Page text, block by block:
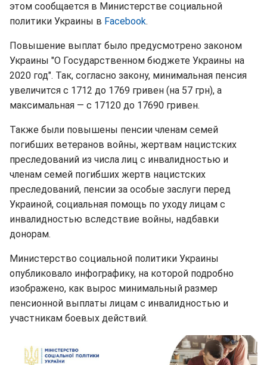
этом сообщается в Министерстве социальной
политики Украины в Facebook.
Повышение выплат было предусмотрено законом
Украины "О Государственном бюджете Украины на
2020 год". Так, согласно закону, минимальная пенсия
увеличится с 1712 до 1769 гривен (на 57 грн), а
максимальная — с 17120 до 17690 гривен.
Также были повышены пенсии членам семей
погибших ветеранов войны, жертвам нацистских
преследований из числа лиц с инвалидностью и
членам семей погибших жертв нацистских
преследований, пенсии за особые заслуги перед
Украиной, социальная помощь по уходу лицам с
инвалидностью вследствие войны, надбавки
донорам.
Министерство социальной политики Украины
опубликовало инфографику, на которой подробно
изображено, как вырос минимальный размер
пенсионной выплаты лицам с инвалидностью и
участникам боевых действий.